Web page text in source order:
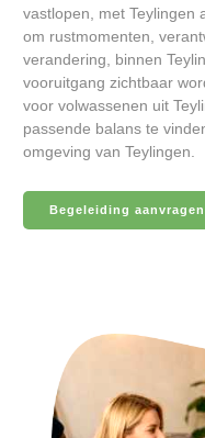
vastlopen, met Teylingen
om rustmomenten,
verandering, binnen
vooruitgang zichtbaar
voor volwassenen uit
passende balans te
omgeving van Teylingen.
Begeleiding aanvragen